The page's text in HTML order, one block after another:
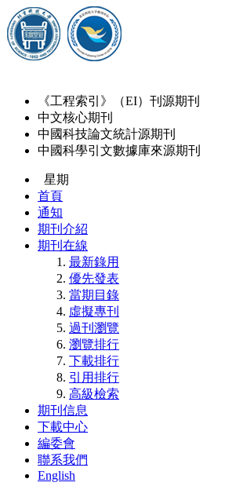
《工程索引》（EI）刊源期刊
中文核心期刊
中國科技論文統計源期刊
中國科學引文數據庫來源期刊
星期
首頁
通知
期刊介紹
期刊在線
最新錄用
優先發表
當期目錄
虛擬專刊
過刊瀏覽
瀏覽排行
下載排行
引用排行
高級檢索
期刊信息
下載中心
編委會
聯系我們
English